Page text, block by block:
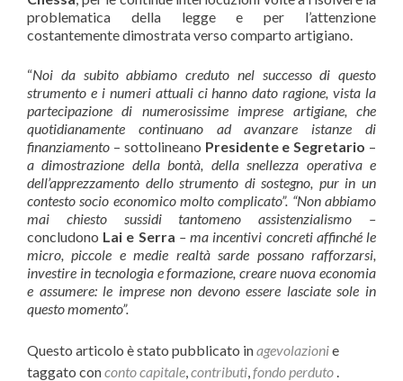
problematica della legge e per l’attenzione
costantemente dimostrata verso comparto artigiano.
“Noi da subito abbiamo creduto nel successo di questo
strumento e i numeri attuali ci hanno dato ragione, vista la
partecipazione di numerosissime imprese artigiane, che
quotidianamente continuano ad avanzare istanze di
finanziamento – sottolineano Presidente e Segretario –
a dimostrazione della bontà, della snellezza operativa e
dell’apprezzamento dello strumento di sostegno, pur in un
contesto socio economico molto complicato”. “Non abbiamo
mai chiesto sussidi tantomeno assistenzialismo –
concludono Lai e Serra – ma incentivi concreti affinché le
micro, piccole e medie realtà sarde possano rafforzarsi,
investire in tecnologia e formazione, creare nuova economia
e assumere: le imprese non devono essere lasciate sole in
questo momento”.
Questo articolo è stato pubblicato inagevolazionie
taggato conconto capitale,contributi,fondo perduto .